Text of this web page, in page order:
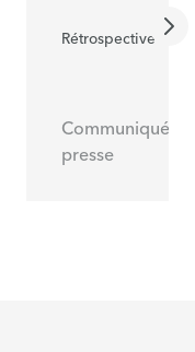
Rétrospective
Communiqué de
presse